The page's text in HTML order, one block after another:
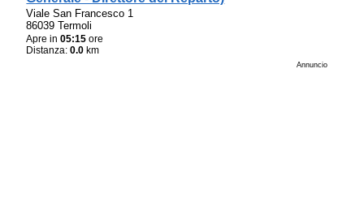
Viale San Francesco 1
86039 Termoli
Apre in05:15 ore
Distanza:0.0 km
Annuncio